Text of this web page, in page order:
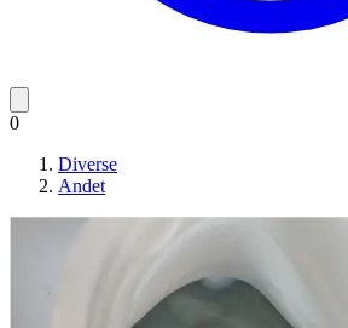
0
Diverse
Andet